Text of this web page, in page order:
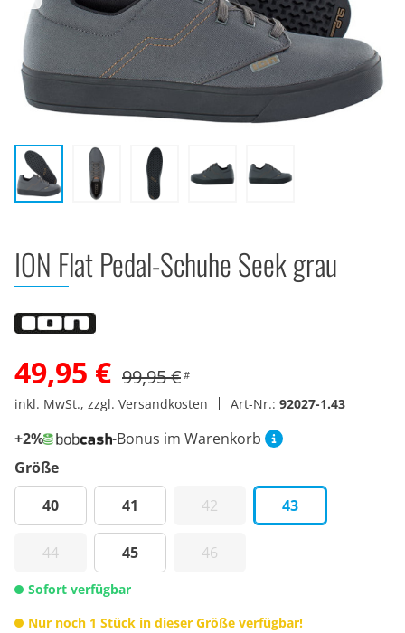
ION Flat Pedal-Schuhe Seek grau
49,95 € 99,95 € #
inkl. MwSt., zzgl. Versandkosten Art-Nr.: 92027-1.43
+2%
-Bonus im Warenkorb
Größe
40
41 42 43
44 45 46
Sofort verfügbar
Nur noch 1 Stück in dieser Größe verfügbar!